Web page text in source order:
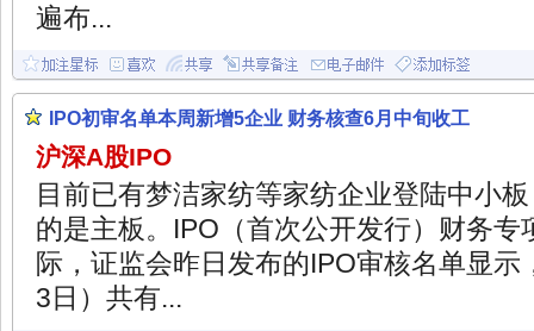
遍布...
IPO初审名单本周新增5企业 财务核查6月中旬收工
沪深A股IPO
目前已有梦洁家纺等家纺企业登陆中小
的是主板。IPO（首次公开发行）财务专
际，证监会昨日发布的IPO审核名单显
3日）共有...